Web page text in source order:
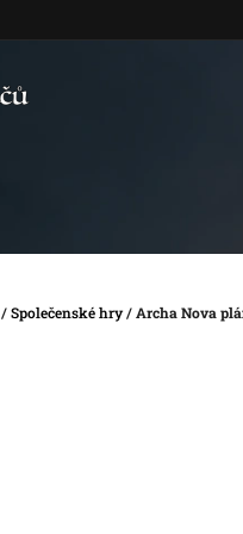
/Společenské hry/Archa Nova